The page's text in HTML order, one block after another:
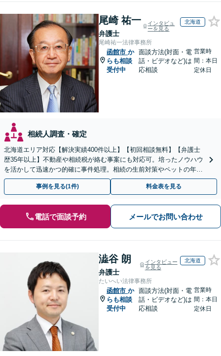
尾崎 祐一
弁護士
インタビュ
ーを見る
北海道
尾崎祐一法律事務所
函館市 か
らも相談
受付中
面談方法(対面・電
話・ビデオなど)は
応相談
営業時
間：本日
定休日
相続人調査・確定
北海道エリア対応【解決実績400件以上】【初回相談無料】【弁護士
歴35年以上】不動産や相続税が絡む事案にも対応可。培ったノウハウ
を活かして迅速かつ的確に事件処理。相続の生前対策やペットの年金
システムもお任せ【完全個室】【自衛隊前駅8分】
事例を見る(1件) 料金表を見る
電話で面談予約 メールでお問い合わせ
澁谷 朗
弁護士
インタビュー
を見る
北海道
たいへい法律事務所
函館市 か
らも相談
受付中
面談方法(対面・電
話・ビデオなど)は
応相談
営業時
間：本日
定休日